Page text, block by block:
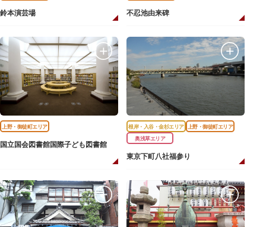
鈴本演芸場 不忍池由来碑
上野・御徒町エリア
国立国会図書館国際子ども図書館
根岸・入谷・金杉エリア
上野・御徒町エリア
奥浅草エリア
東京下町八社福参り